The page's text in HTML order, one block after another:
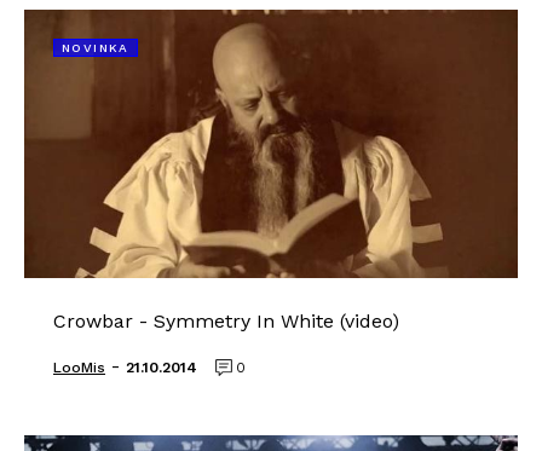
NOVINKA
Crowbar - Symmetry In White (video)
LooMis - 21.10.2014 0